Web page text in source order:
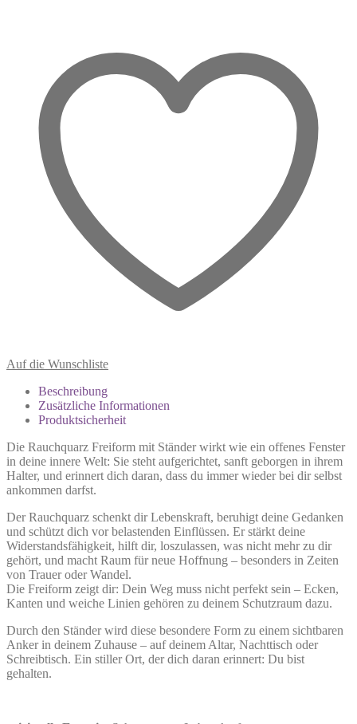
Auf die Wunschliste
Beschreibung
Zusätzliche Informationen
Produktsicherheit
Die Rauchquarz Freiform mit Ständer wirkt wie ein offenes Fenster
in deine innere Welt: Sie steht aufgerichtet, sanft geborgen in ihrem
Halter, und erinnert dich daran, dass du immer wieder bei dir selbst
ankommen darfst.
Der Rauchquarz schenkt dir Lebenskraft, beruhigt deine Gedanken
und schützt dich vor belastenden Einflüssen. Er stärkt deine
Widerstandsfähigkeit, hilft dir, loszulassen, was nicht mehr zu dir
gehört, und macht Raum für neue Hoffnung – besonders in Zeiten
von Trauer oder Wandel.
Die Freiform zeigt dir: Dein Weg muss nicht perfekt sein – Ecken,
Kanten und weiche Linien gehören zu deinem Schutzraum dazu.
Durch den Ständer wird diese besondere Form zu einem sichtbaren
Anker in deinem Zuhause – auf deinem Altar, Nachttisch oder
Schreibtisch. Ein stiller Ort, der dich daran erinnert: Du bist
gehalten.